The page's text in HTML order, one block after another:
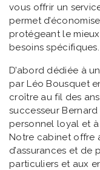
vous offrir un
permet
protégeant le
besoins spécifiques.
D’abord dédiée à
par Léo Bousquet
croître au fil des
successeur
personnel loyal et
Notre cabinet offre
d’assurances et de
particuliers et aux